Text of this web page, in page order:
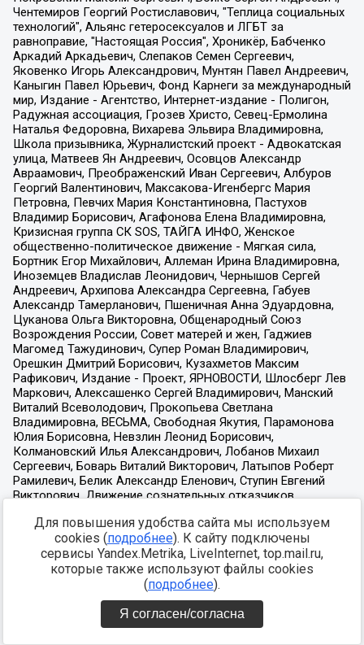
Для повышения удобства сайта мы используем
cookies (подробнее). К сайту подключены
сервисы Yandex.Metrika, LiveInternet, top.mail.ru,
которые также используют файлы cookies
(подробнее).
Я согласен/согласна